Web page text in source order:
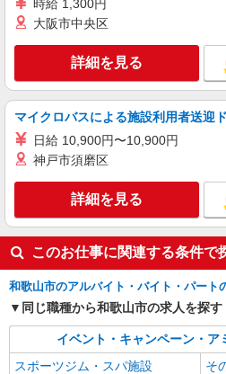
時給 1,300円
大阪市中央区
詳細を見る
マイクロバスによる施設利用者送迎
日給 10,900円〜10,900円
神戸市須磨区
詳細を見る
このお仕事に関連する条件で
和歌山市のアルバイト・バイト・パート
同じ職種から和歌山市の求人を探す
イベント・キャンペーン・ア
スポーツジム・スパ施設
そ